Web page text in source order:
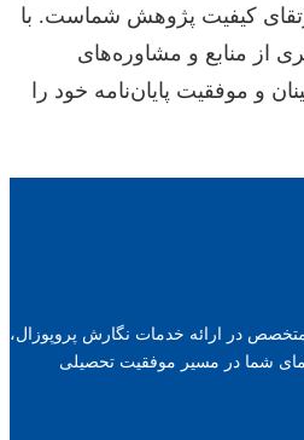
کیفیت پژوهش شماست. با
از منابع و مشاوره‌های
و موفقیت پایان‌نامه خود را
در ارائه خدمات نگارش پروپوزال،
شما در مسیر موفقیت تحصیلی